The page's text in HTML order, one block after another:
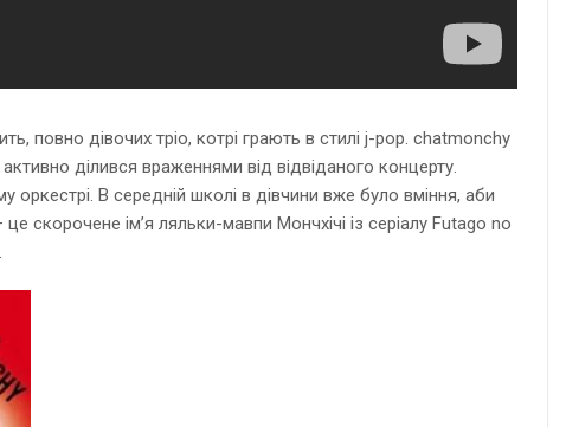
повно дівочих тріо, котрі грають в стилі j-pop. chatmonchy
ділився враженнями від відвіданого концерту.
В середній школі в дівчини вже було вміння, аби
скорочене ім’я ляльки-мавпи Мончхічі із серіалу Futago no